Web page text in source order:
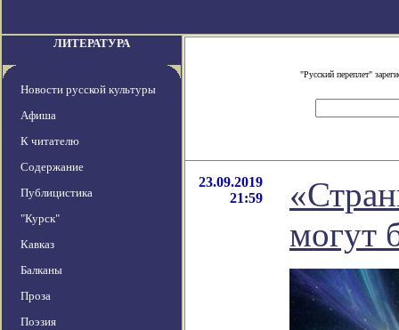
ЛИТЕРАТУРА
Новости русской культуры
Афиша
К читателю
Содержание
Публицистика
"Курск"
Кавказ
Балканы
Проза
Поэзия
"Русский переплет"
23.09.2019
21:59
могут